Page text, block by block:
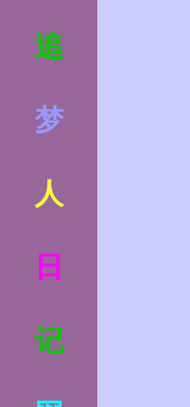
追
梦
人
日
记